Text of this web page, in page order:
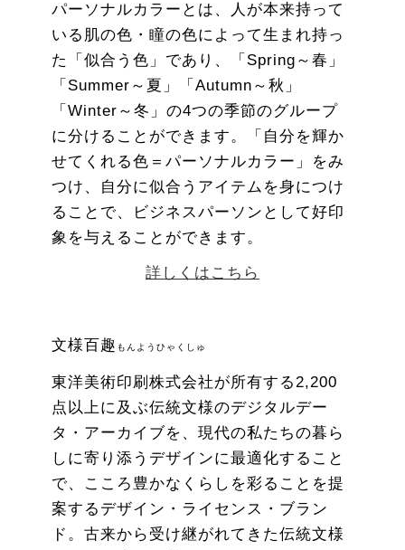
パーソナルカラーとは、人が本来持って
いる肌の色・瞳の色によって生まれ持っ
た「似合う色」であり、「Spring～春」
「Summer～夏」「Autumn～秋」
「Winter～冬」の4つの季節のグループ
に分けることができます。「自分を輝か
せてくれる色＝パーソナルカラー」をみ
つけ、自分に似合うアイテムを身につけ
ることで、ビジネスパーソンとして好印
象を与えることができます。
詳しくはこちら
文様百趣 もんようひゃくしゅ
東洋美術印刷株式会社が所有する2,200
点以上に及ぶ伝統文様のデジタルデー
タ・アーカイブを、現代の私たちの暮ら
しに寄り添うデザインに最適化すること
で、こころ豊かなくらしを彩ることを提
案するデザイン・ライセンス・ブラン
ド。古来から受け継がれてきた伝統文様